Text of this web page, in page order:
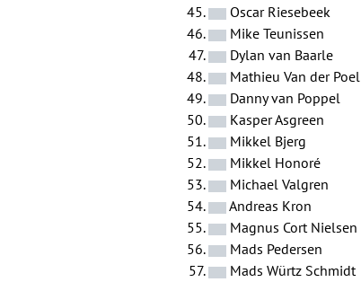
Oscar Riesebeek
Mike Teunissen
Dylan van Baarle
Mathieu Van der Poel
Danny van Poppel
Kasper Asgreen
Mikkel Bjerg
Mikkel Honoré
Michael Valgren
Andreas Kron
Magnus Cort Nielsen
Mads Pedersen
Mads Würtz Schmidt